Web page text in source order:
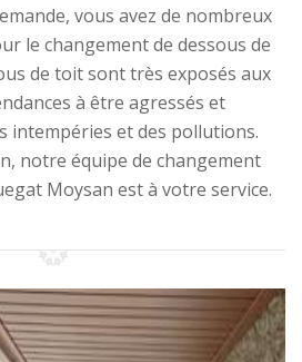
vous avez de nombreux
le changement de dessous de
de toit sont très exposés aux
à être agressés et
intempéries et des pollutions.
notre équipe de changement
Moysan est à votre service.